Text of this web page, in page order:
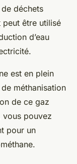
déchets
être utilisé
d’eau
est en plein
méthanisation
de ce gaz
vous pouvez
pour un